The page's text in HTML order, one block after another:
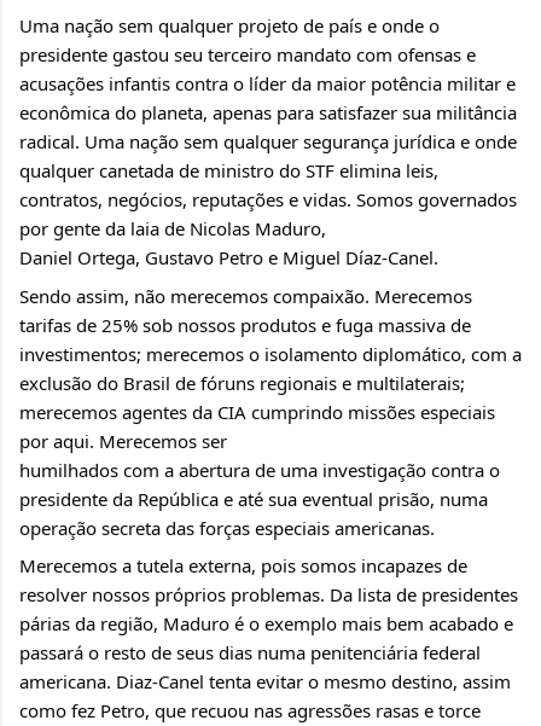
Uma nação sem qualquer projeto de país e onde o
presidente gastou seu terceiro mandato com ofensas e
acusações infantis contra o líder da maior potência militar e
econômica do planeta, apenas para satisfazer sua militância
radical. Uma nação sem qualquer segurança jurídica e onde
qualquer canetada de ministro do STF elimina leis,
contratos, negócios, reputações e vidas. Somos governados
por gente da laia de Nicolas Maduro,
Daniel Ortega, Gustavo Petro e Miguel Díaz-Canel.
Sendo assim, não merecemos compaixão. Merecemos
tarifas de 25% sob nossos produtos e fuga massiva de
investimentos; merecemos o isolamento diplomático, com a
exclusão do Brasil de fóruns regionais e multilaterais;
merecemos agentes da CIA cumprindo missões especiais
por aqui. Merecemos ser
humilhados com a abertura de uma investigação contra o
presidente da República e até sua eventual prisão, numa
operação secreta das forças especiais americanas.
Merecemos a tutela externa, pois somos incapazes de
resolver nossos próprios problemas. Da lista de presidentes
párias da região, Maduro é o exemplo mais bem acabado e
passará o resto de seus dias numa penitenciária federal
americana. Diaz-Canel tenta evitar o mesmo destino, assim
como fez Petro, que recuou nas agressões rasas e torce